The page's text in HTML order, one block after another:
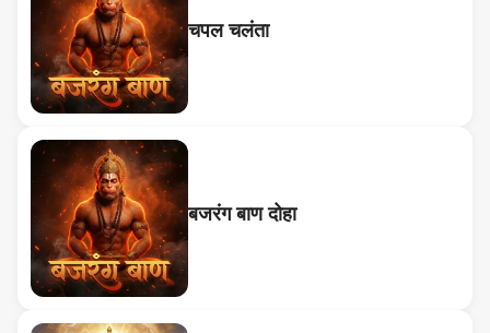
चपल चलंता
बजरंग बाण दोहा